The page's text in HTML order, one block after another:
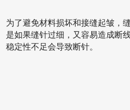
为了避免材料损坏和接缝起皱，
是如果缝针过细，又容易造成断
稳定性不足会导致断针。